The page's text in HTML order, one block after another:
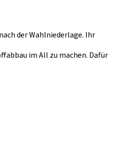
der Wahlniederlage. Ihr
im All zu machen. Dafür